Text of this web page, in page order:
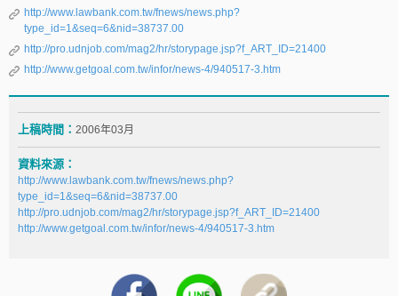
http://www.lawbank.com.tw/fnews/news.php?
type_id=1&seq=6&nid=38737.00
http://pro.udnjob.com/mag2/hr/storypage.jsp?f_ART_ID=21400
http://www.getgoal.com.tw/infor/news-4/940517-3.htm
上稿時間： 2006年03月
資料來源：
http://www.lawbank.com.tw/fnews/news.php?
type_id=1&seq=6&nid=38737.00
http://pro.udnjob.com/mag2/hr/storypage.jsp?f_ART_ID=21400
http://www.getgoal.com.tw/infor/news-4/940517-3.htm